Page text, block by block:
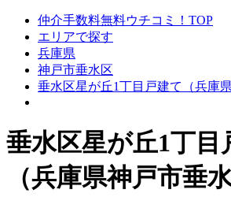
仲介手数料無料ウチコミ！TOP
エリアで探す
兵庫県
神戸市垂水区
垂水区星が丘1丁目戸建て（兵庫
垂水区星が丘1丁目
（兵庫県神戸市垂水